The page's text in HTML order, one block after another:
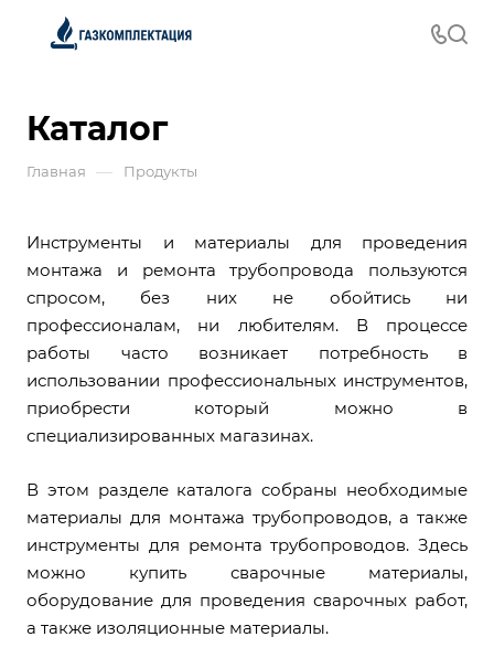
Каталог
Главная — Продукты
Инструменты и материалы для проведения
монтажа и ремонта трубопровода пользуются
спросом, без них не обойтись ни
профессионалам, ни любителям. В процессе
работы часто возникает потребность в
использовании профессиональных инструментов,
приобрести который можно в
специализированных магазинах.
В этом разделе каталога собраны необходимые
материалы для монтажа трубопроводов, а также
инструменты для ремонта трубопроводов. Здесь
можно купить сварочные материалы,
оборудование для проведения сварочных работ,
а также изоляционные материалы.